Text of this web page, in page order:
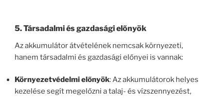
5. Társadalmi és gazdasági előnyök
Az akkumulátor átvételének nemcsak környezeti,
hanem társadalmi és gazdasági előnyei is vannak:
Környezetvédelmi előnyök: Az akkumulátorok helyes
kezelése segít megelőzni a talaj- és vízszennyezést,